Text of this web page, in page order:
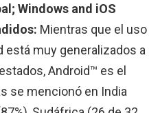
Windows and iOS
Mientras que el uso
está muy generalizados a
Android™ es el
se mencionó en India